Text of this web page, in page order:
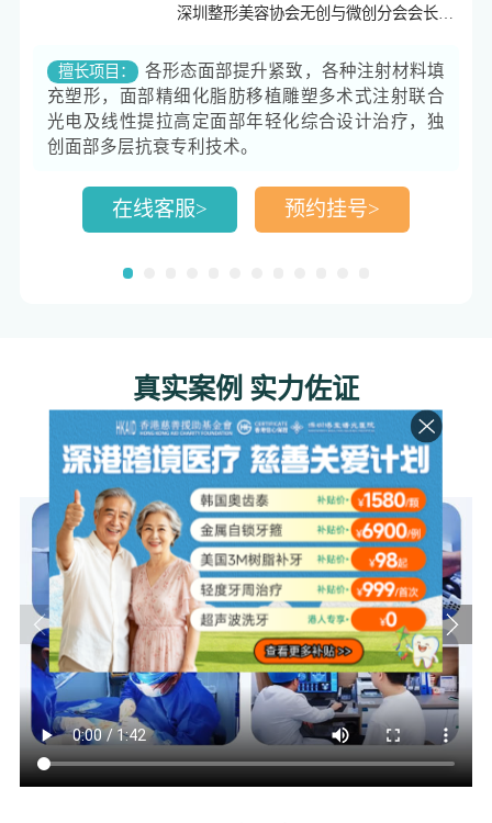
深圳整形美容协会无创与微创分会会长
擅长项目：
各形态面部提升紧致，各种注射材料填
充塑形，面部精细化脂肪移植雕塑多术式注射联合
光电及线性提拉高定面部年轻化综合设计治疗，独
创面部多层抗衰专利技术。
在线客服> 预约挂号>
真实案例 实力佐证